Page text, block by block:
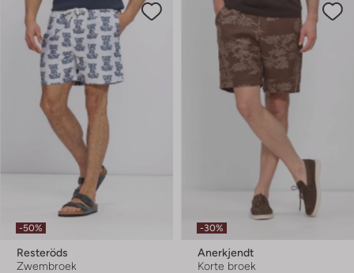
-50%
Resteröds
Zwembroek
-30%
Anerkjendt
Korte broek